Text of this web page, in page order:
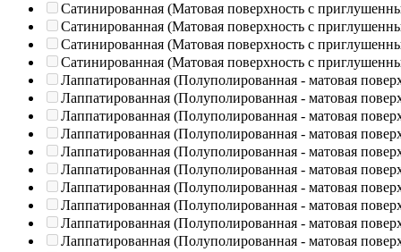
Сатинированная (Матовая поверхность с
Сатинированная (Матовая поверхность с
Сатинированная (Матовая поверхность с
Сатинированная (Матовая поверхность с
Лаппатированная (Полуполированная - матовая
Лаппатированная (Полуполированная - матовая
Лаппатированная (Полуполированная - матовая
Лаппатированная (Полуполированная - матовая
Лаппатированная (Полуполированная - матовая
Лаппатированная (Полуполированная - матовая
Лаппатированная (Полуполированная - матовая
Лаппатированная (Полуполированная - матовая
Лаппатированная (Полуполированная - матовая
Лаппатированная (Полуполированная - матовая